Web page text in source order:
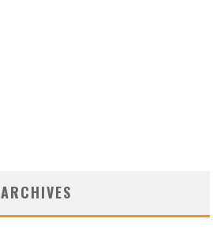
ARCHIVES